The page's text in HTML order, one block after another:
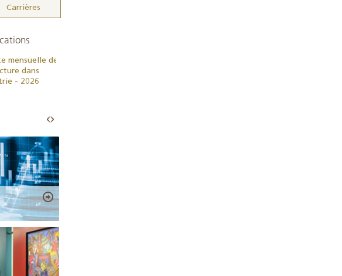
Carrières
mensuelle de
dans
- 2026